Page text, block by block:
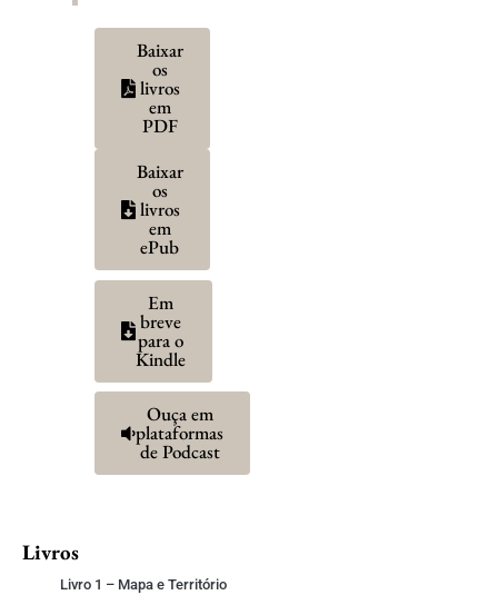
Baixar
os
livros
em
PDF
Baixar
os
livros
em
ePub
Em
breve
para o
Kindle
Ouça em
plataformas
de Podcast
Livros
Livro 1 – Mapa e Território